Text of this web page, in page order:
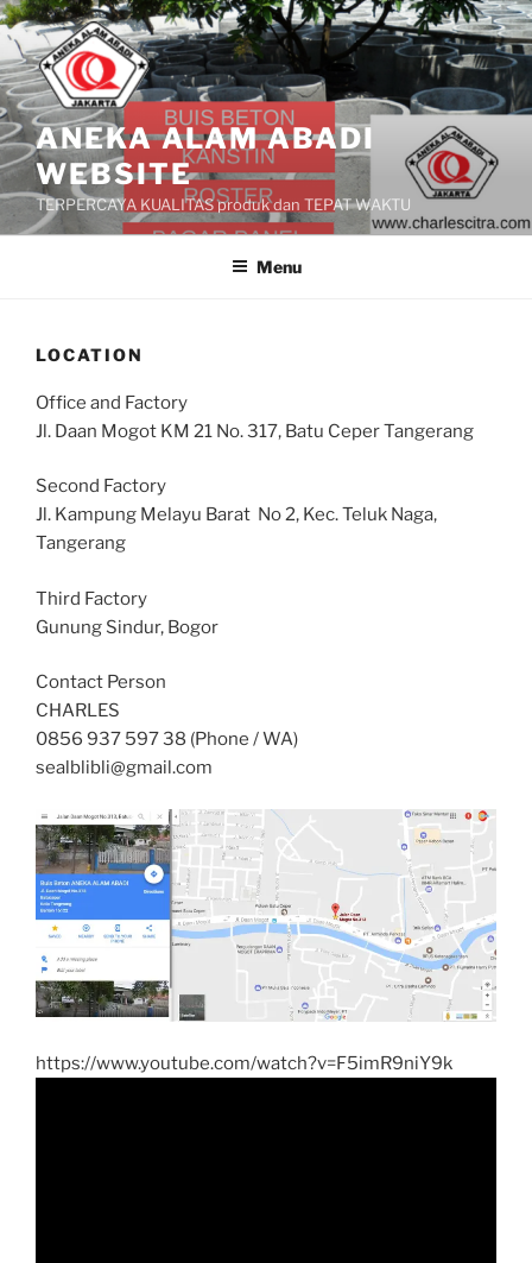
Skip
to
content
ANEKA ALAM ABADI
WEBSITE
TERPERCAYA KUALITAS produk dan TEPAT WAKTU
Menu
LOCATION
Office and Factory
Jl. Daan Mogot KM 21 No. 317, Batu Ceper Tangerang
Second Factory
Jl. Kampung Melayu Barat No 2, Kec. Teluk Naga,
Tangerang
Third Factory
Gunung Sindur, Bogor
Contact Person
CHARLES
0856 937 597 38 (Phone / WA)
sealblibli@gmail.com
https://www.youtube.com/watch?v=F5imR9niY9k